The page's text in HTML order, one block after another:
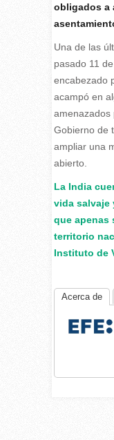
obligados a
Una de las
pasado 11
encabezado
acampó en
amenazados
Gobierno de
ampliar una
abierto.
La India
vida salvaje
que apenas
territorio
Instituto de
Acerca de